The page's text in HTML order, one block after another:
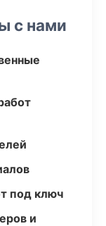
с нами
под ключ
и